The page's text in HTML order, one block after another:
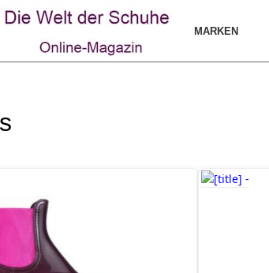
MARKEN